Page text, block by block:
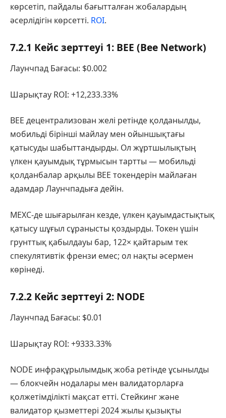
көрсетіп, пайдалы бағытталған жобалардың
әсерлідігін көрсетті. ROI.
7.2.1 Кейс зерттеуі 1: BEE (Bee Network)
Лаунчпад Бағасы: $0.002
Шарықтау ROI: +12,233.33%
BEE децентрализован желі ретінде қолданылды,
мобильді бірінші майлау мен ойыншықтағы
қатысуды шабыттандырды. Ол жұртшылықтың
үлкен қауымдық тұрмысын тартты — мобильді
қолданбалар арқылы BEE токендерін майлаған
адамдар Лаунчпадыға дейін.
MEXC-де шығарылған кезде, үлкен қауымдастықтық
қатысу шұғыл сұранысты қоздырды. Токен үшін
грунттық қабылдауы бар, 122× қайтарым тек
спекулятивтік френзи емес; ол нақты әсермен
көрінеді.
7.2.2 Кейс зерттеуі 2: NODE
Лаунчпад Бағасы: $0.01
Шарықтау ROI: +9333.33%
NODE инфрақұрылымдық жоба ретінде ұсынылды
— блокчейн нодалары мен валидаторларға
қолжетімділікті мақсат етті. Стейкинг және
валидатор қызметтері 2024 жылы қызықты